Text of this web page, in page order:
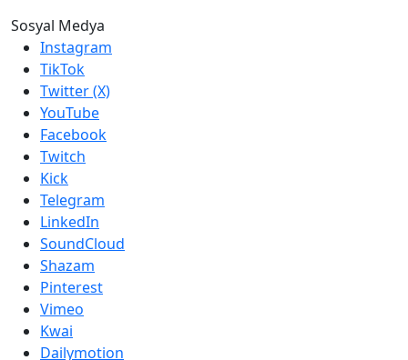
Sosyal Medya
Instagram
TikTok
Twitter (X)
YouTube
Facebook
Twitch
Kick
Telegram
LinkedIn
SoundCloud
Shazam
Pinterest
Vimeo
Kwai
Dailymotion